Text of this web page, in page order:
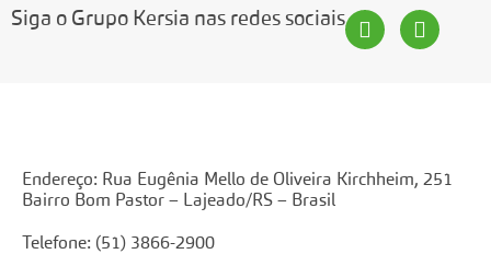
Siga o Grupo Kersia nas redes sociais
Endereço: Rua Eugênia Mello de Oliveira Kirchheim, 251
Bairro Bom Pastor – Lajeado/RS – Brasil
Telefone: (51) 3866-2900